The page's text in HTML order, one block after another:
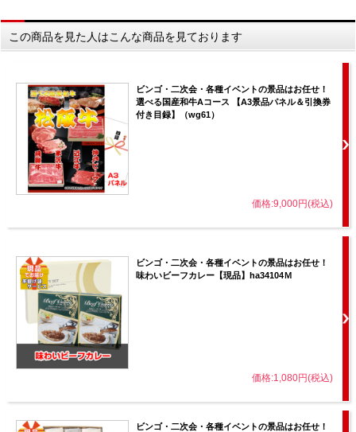
この商品を見た人はこんな商品を見ております
ビンゴ・二次会・各種イベントの景品はお任せ！
選べる国産和牛Aコース 【A3景品パネル＆引換券
付き目録】（wg61）
価格:9,000円(税込)
ビンゴ・二次会・各種イベントの景品はお任せ！
味わいビーフカレー【現品】ha34104Ｍ
価格:1,080円(税込)
ビンゴ・二次会・各種イベントの景品はお任せ！